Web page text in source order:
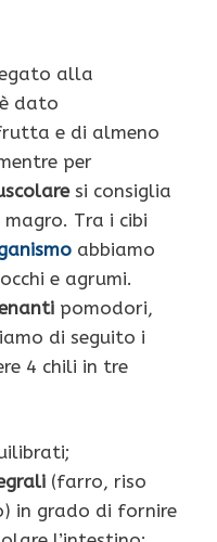
alla
è dato
e di almeno
per
si consiglia
magro. Tra i cibi
abbiamo
e agrumi.
pomodori,
di seguito i
4 chili in tre
(farro, riso
in grado di fornire